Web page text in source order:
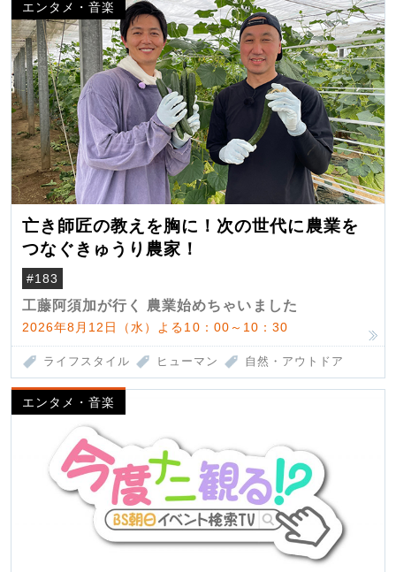
エンタメ・音楽
亡き師匠の教えを胸に！次の世代に農業を
つなぐきゅうり農家！
#183
工藤阿須加が行く 農業始めちゃいました
2026年8月12日（水）よる10：00～10：30
ライフスタイル ヒューマン 自然・アウトドア
エンタメ・音楽